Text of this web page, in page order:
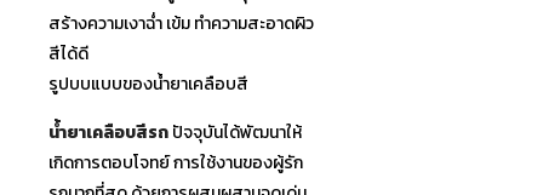
สร้างความเงาฉ่ำ เข้ม ทำความสะอาดผิว
สีได้ดี
รูปบบแบบของน้ำยาเคลือบสี
น้ำยาเคลือบสีรถปัจจุบันได้พัฒนาให้
เกิดการตอบโจทย์ การใช้งานของผู้รัก